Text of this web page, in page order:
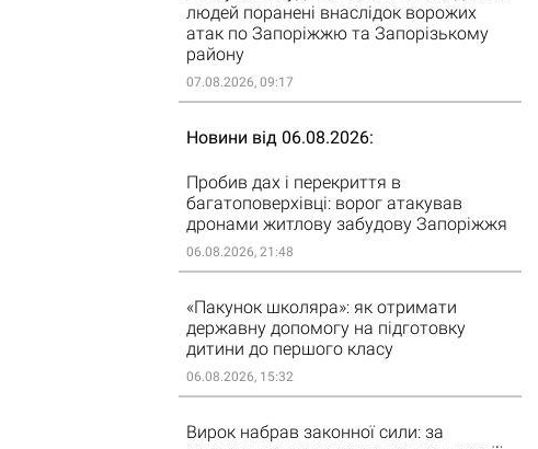
людей поранені внаслідок ворожих
атак по Запоріжжю та Запорізькому
району
07.08.2026, 09:17
Новини від 06.08.2026
Пробив дах і перекриття в
багатоповерхівці: ворог атакував
дронами житлову забудову Запоріжжя
06.08.2026, 21:48
«Пакунок школяра»: як отримати
державну допомогу на підготовку
дитини до першого класу
06.08.2026, 15:32
Вирок набрав законної сили: за